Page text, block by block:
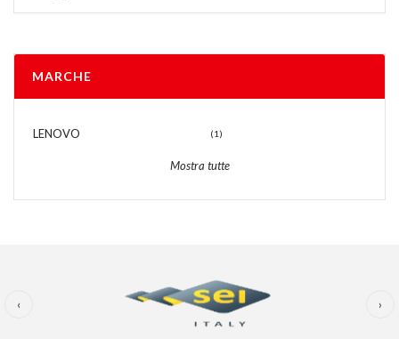
MARCHE
LENOVO (1)
Mostra tutte
‹ ›